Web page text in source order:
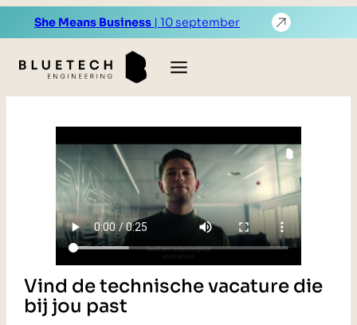
inhoud
She Means Business | 10 september
Vacatures
Vind de technische vacature die
bij jou past